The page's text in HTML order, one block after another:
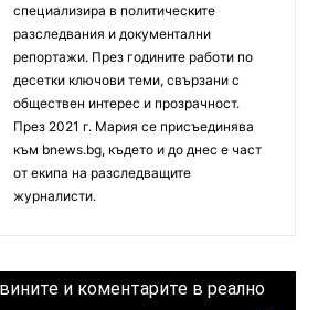
специализира в политическите
разследвания и документални
репортажи. През годините работи по
десетки ключови теми, свързани с
обществен интерес и прозрачност.
През 2021 г. Мария се присъединява
към bnews.bg, където и до днес е част
от екипа на разследващите
журналисти.
и коментарите в реално